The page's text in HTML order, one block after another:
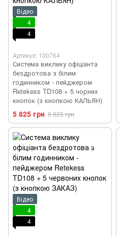
Відео
4
4
Артикул: 100764
Система виклику офіціанта
бездротова з білим
годинником - пейджером
Retekess TD108 + 5 чорних
кнопок (з кнопкою КАЛЬЯН)
5 825 грн 6 825 грн
Відео
4
4